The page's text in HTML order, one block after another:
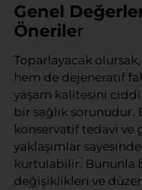
Genel
Öneriler
Toparlayacak
hem de dejeneratif
yaşam kalitesini
bir sağlık sorunudur.
konservatif tedavi ve
yaklaşımlar
kurtulabilir. Bununla
değişiklikleri ve